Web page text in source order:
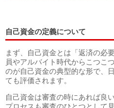
自己資金の定義について
まず、自己資金とは「返済の必
員やアルバイト時代からこつこ
のが自己資金の典型的な形で、
ても評価されます。
自己資金は審査の時にあれば良